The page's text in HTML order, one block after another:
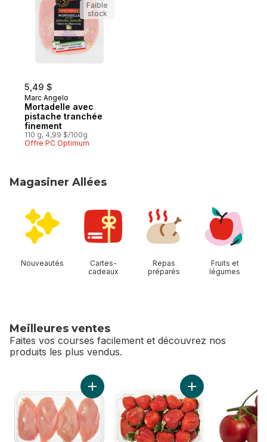
5,49 $
Marc Angelo
Mortadelle avec
pistache tranchée
finement
110 g, 4,99 $/100g
Offre PC Optimum
Faible
stock
Magasiner Allées
Nouveautés
Cartes-
cadeaux
Repas
préparés
Fruits et
légumes
Meilleures ventes
Faites vos courses facilement et découvrez nos
produits les plus vendus.
sauter Meilleures ventes
Ajouter Poitrine de poulet désossée et
Ajouter Fraises, 1